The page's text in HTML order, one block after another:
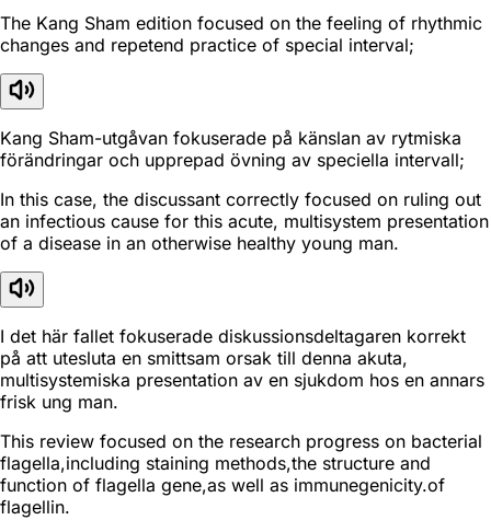
The Kang Sham edition focused on the feeling of rhythmic
changes and repetend practice of special interval;
Kang Sham-utgåvan fokuserade på känslan av rytmiska
förändringar och upprepad övning av speciella intervall;
In this case, the discussant correctly focused on ruling out
an infectious cause for this acute, multisystem presentation
of a disease in an otherwise healthy young man.
I det här fallet fokuserade diskussionsdeltagaren korrekt
på att utesluta en smittsam orsak till denna akuta,
multisystemiska presentation av en sjukdom hos en annars
frisk ung man.
This review focused on the research progress on bacterial
flagella,including staining methods,the structure and
function of flagella gene,as well as immunegenicity.of
flagellin.